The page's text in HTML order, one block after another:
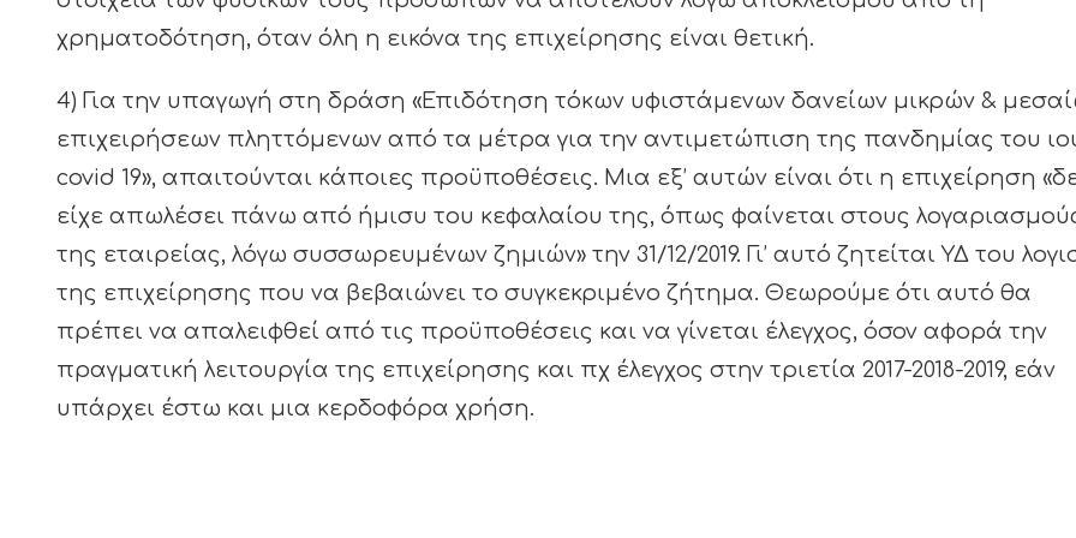
χρηματοδότηση, όταν όλη η εικόνα της επιχείρησης είναι θετική.
4) Για την υπαγωγή στη δράση «Επιδότηση τόκων υφιστάμενων δανείων μικρών &
επιχειρήσεων πληττόμενων από τα μέτρα για την αντιμετώπιση της πανδημίας του
covid 19», απαιτούνται κάποιες προϋποθέσεις. Μια εξ’ αυτών είναι ότι η επιχείρηση
είχε απωλέσει πάνω από ήμισυ του κεφαλαίου της, όπως φαίνεται στους
της εταιρείας, λόγω συσσωρευμένων ζημιών» την 31/12/2019. Γι’ αυτό ζητείται ΥΔ του
της επιχείρησης που να βεβαιώνει το συγκεκριμένο ζήτημα. Θεωρούμε ότι αυτό θα
πρέπει να απαλειφθεί από τις προϋποθέσεις και να γίνεται έλεγχος, όσον αφορά την
πραγματική λειτουργία της επιχείρησης και πχ έλεγχος στην τριετία 2017-2018-2019, εάν
υπάρχει έστω και μια κερδοφόρα χρήση.